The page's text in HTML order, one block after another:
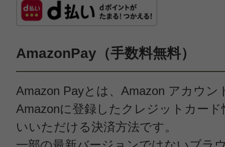
AmazonPay（手数料無料）
Amazon Payとは、Amazon アカウン
Amazonに登録したクレジットカー
いいただける決済方法です。